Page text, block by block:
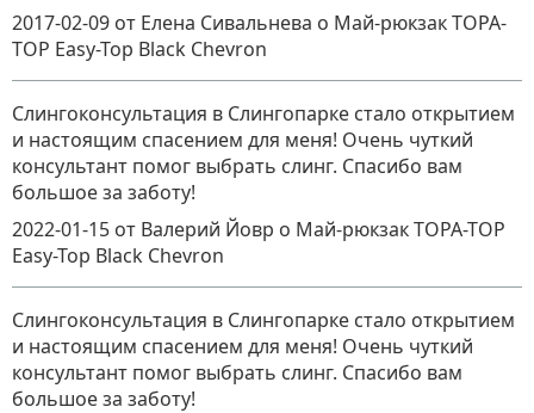
2017-02-09 от Елена Сивальнева о Май-рюкзак TOPA-
TOP Easy-Top Black Chevron
Слингоконсультация в Слингопарке стало открытием
и настоящим спасением для меня! Очень чуткий
консультант помог выбрать слинг. Спасибо вам
большое за заботу!
2022-01-15 от Валерий Йовр о Май-рюкзак TOPA-TOP
Easy-Top Black Chevron
Слингоконсультация в Слингопарке стало открытием
и настоящим спасением для меня! Очень чуткий
консультант помог выбрать слинг. Спасибо вам
большое за заботу!